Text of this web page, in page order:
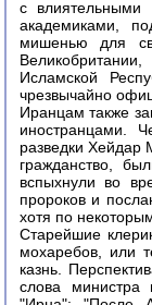
с влиятельными
академиками,
мишенью для
Исламской
чрезвычайно
Иранцам также
иностранцами.
разведки
гражданство,
вспыхнули во
пророков и
хотя по
Старейшие
мохаребов, или
казнь.
слова министра